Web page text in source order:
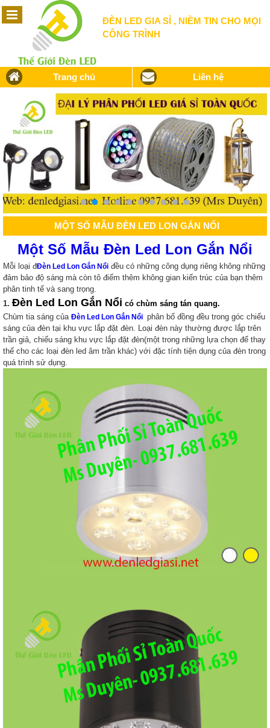
ĐÈN LED GIA SỈ , NIỀM TIN CHO MỌI
CÔNG TRÌNH
Trang chủ Liên hệ
MỘT SỐ MẪU ĐÈN LED LON GẮN NỔI
Một Số Mẫu Đèn Led Lon Gắn Nổi
Mỗi loại đĐèn Led Lon Gắn Nổi đều có những công dụng riêng không những
đảm bảo độ sáng mà còn tô điểm thêm không gian kiến trúc của bạn thêm
phân tinh tế và sang trọng.
1. Đèn Led Lon Gắn Nổi có chùm sáng tán quang.
Chùm tia sáng của Đèn Led Lon Gắn Nổi phân bố đồng đều trong góc chiếu
sáng của đèn tại khu vực lắp đặt đèn. Loại đèn này thường được lắp trên
trần giả, chiếu sáng khu vực lắp đặt đèn(một trong những lựa chọn để thay
thế cho các loại đèn led âm trần khác) với đặc tính tiện dụng của đèn trong
quá trình sử dụng.